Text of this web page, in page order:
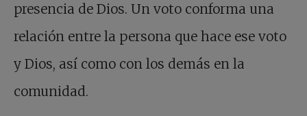
presencia de Dios. Un voto conforma una
relación entre la persona que hace ese voto
y Dios, así como con los demás en la
comunidad.